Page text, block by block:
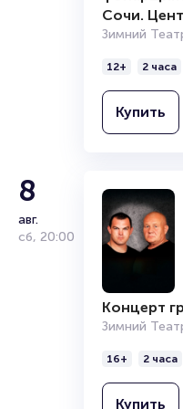
Продать билет
Организаторам
Сочи.
Зимний
12+ 2 часа
Купить
8
авг.
сб, 20:00
Концерт
Зимний
16+ 2 часа
Купить